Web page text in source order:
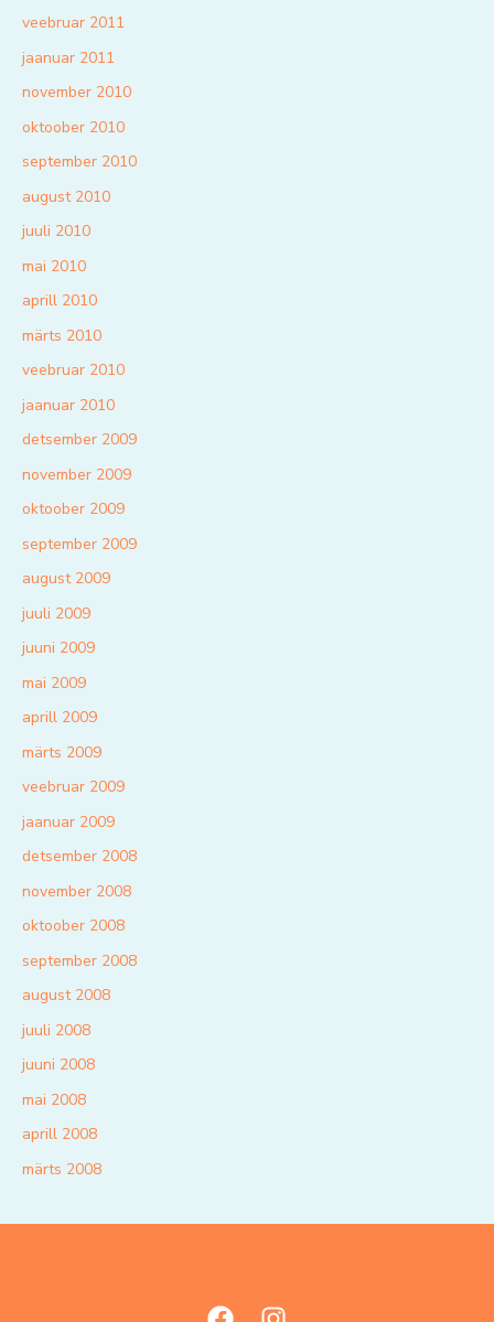
veebruar 2011
jaanuar 2011
november 2010
oktoober 2010
september 2010
august 2010
juuli 2010
mai 2010
aprill 2010
märts 2010
veebruar 2010
jaanuar 2010
detsember 2009
november 2009
oktoober 2009
september 2009
august 2009
juuli 2009
juuni 2009
mai 2009
aprill 2009
märts 2009
veebruar 2009
jaanuar 2009
detsember 2008
november 2008
oktoober 2008
september 2008
august 2008
juuli 2008
juuni 2008
mai 2008
aprill 2008
märts 2008